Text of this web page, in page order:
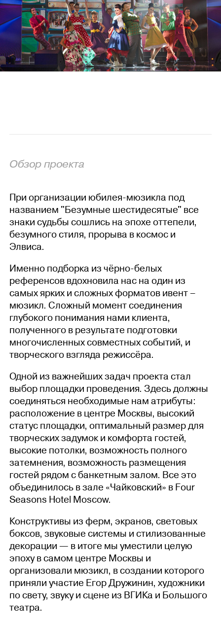
Обзор проекта
При организации юбилея-мюзикла под
названием "Безумные шестидесятые" все
знаки судьбы сошлись на эпохе оттепели,
безумного стиля, прорыва в космос и
Элвиса.
Именно подборка из чёрно-белых
референсов вдохновила нас на один из
самых ярких и сложных форматов ивент –
мюзикл. Сложный момент соединения
глубокого понимания нами клиента,
полученного в результате подготовки
многочисленных совместных событий, и
творческого взгляда режиссёра.
Одной из важнейших задач проекта стал
выбор площадки проведения. Здесь должны
соединяться необходимые нам атрибуты:
расположение в центре Москвы, высокий
статус площадки, оптимальный размер для
творческих задумок и комфорта гостей,
высокие потолки, возможность полного
затемнения, возможность размещения
гостей рядом с банкетным залом. Все это
объединилось в зале «Чайковский» в Four
Seasons Hotel Moscow.
Конструктивы из ферм, экранов, световых
боксов, звуковые системы и стилизованные
декорации — в итоге мы уместили целую
эпоху в самом центре Москвы и
организовали мюзикл, в создании которого
приняли участие Егор Дружинин, художники
по свету, звуку и сцене из ВГИКа и Большого
театра.